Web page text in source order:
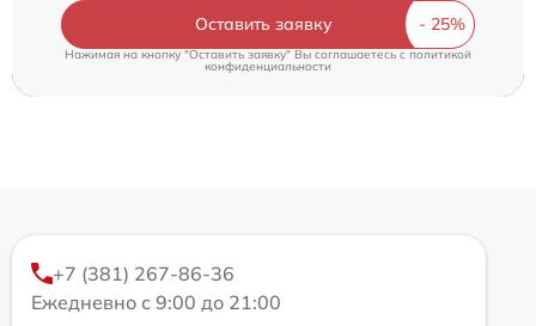
Оставить заявку
Нажимая на кнопку "Оставить заявку" Вы соглашаетесь cполитикой
конфиденциальности
+7 (381) 267-86-36
Ежедневно с 9:00 до 21:00